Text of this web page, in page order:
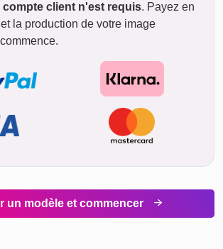
client n'est requis. Payez en
la production de votre image
un modèle et commencer